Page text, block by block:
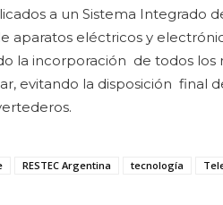
a un Sistema Integrado
aparatos eléctricos y
la incorporación de todos los
evitando la disposición final
RESTEC Argentina tecnología